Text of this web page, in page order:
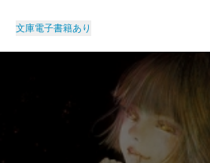
文庫電子書籍あり